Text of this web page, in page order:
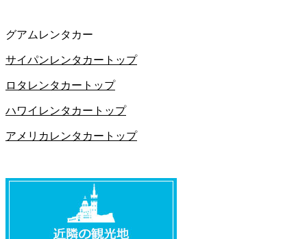
グアムレンタカー
サイパンレンタカートップ
ロタレンタカートップ
ハワイレンタカートップ
アメリカレンタカートップ